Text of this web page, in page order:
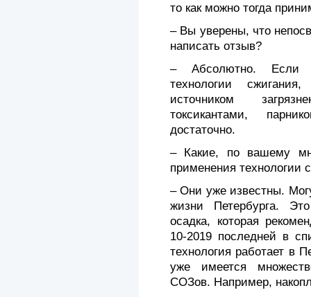
то как можно тогда
– Вы уверены, что
написать отзыв?
– Абсолютно. Если
технологии
источником
токсикантами,
достаточно.
– Какие, по вашему
применения технологии
– Они уже известны.
жизни Петербурга.
осадка, которая
10-2019 последней в
технология работает в
уже имеется
СОЗов. Например,